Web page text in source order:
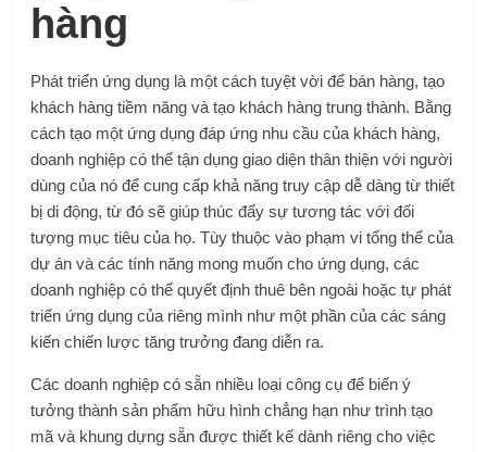
hàng
Phát triển ứng dụng là một cách tuyệt vời để bán hàng, tạo
khách hàng tiềm năng và tạo khách hàng trung thành. Bằng
cách tạo một ứng dụng đáp ứng nhu cầu của khách hàng,
doanh nghiệp có thể tận dụng giao diện thân thiện với người
dùng của nó để cung cấp khả năng truy cập dễ dàng từ thiết
bị di động, từ đó sẽ giúp thúc đẩy sự tương tác với đối
tượng mục tiêu của họ. Tùy thuộc vào phạm vi tổng thể của
dự án và các tính năng mong muốn cho ứng dụng, các
doanh nghiệp có thể quyết định thuê bên ngoài hoặc tự phát
triển ứng dụng của riêng mình như một phần của các sáng
kiến ​​chiến lược tăng trưởng đang diễn ra.
Các doanh nghiệp có sẵn nhiều loại công cụ để biến ý
tưởng thành sản phẩm hữu hình chẳng hạn như trình tạo
mã và khung dựng sẵn được thiết kế dành riêng cho việc